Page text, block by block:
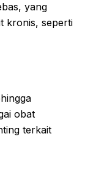
yang
kronis, seperti
obat
terkait